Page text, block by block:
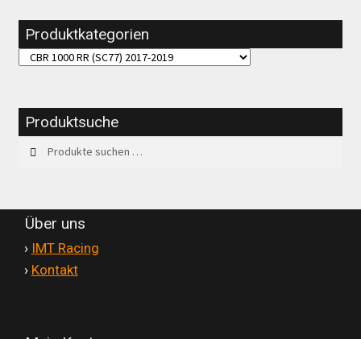
Marken
Sitzpolster und erhöhte Sitzpolster
Galerie
Warenkorb
Produktkategorien
Produktsuche
nach:
Suchen
Über uns
› IMT Racing
› Kontakt